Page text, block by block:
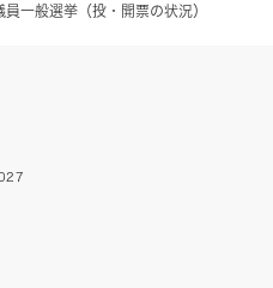
一般選挙（投・開票の状況）